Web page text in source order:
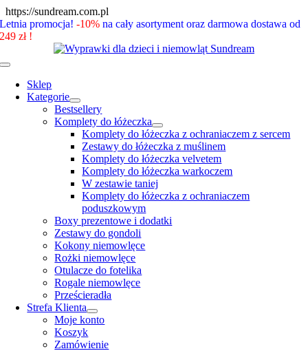
https://sundream.com.pl
to
Letnia promocja!-10% na cały asortyment oraz darmowa dostawa od
249 zł !
Toggle
Navigation
Sklep
Kategorie
Bestsellery
Komplety do łóżeczka
Komplety do łóżeczka z ochraniaczem z sercem
Zestawy do łóżeczka z muślinem
Komplety do łóżeczka velvetem
Komplety do łóżeczka warkoczem
W zestawie taniej
Komplety do łóżeczka z ochraniaczem
poduszkowym
Boxy prezentowe i dodatki
Zestawy do gondoli
Kokony niemowlęce
Rożki niemowlęce
Otulacze do fotelika
Rogale niemowlęce
Prześcieradła
Strefa Klienta
Moje konto
Koszyk
Zamówienie